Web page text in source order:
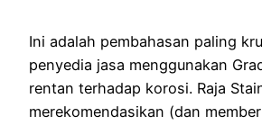
Ini adalah pembahasan paling
penyedia jasa menggunakan
rentan terhadap korosi. Raja
merekomendasikan (dan